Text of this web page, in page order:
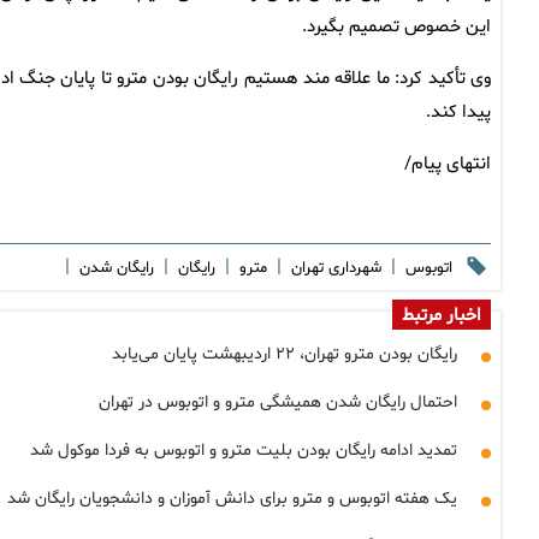
این خصوص تصمیم بگیرد.
وی تأکید کرد: ما علاقه مند هستیم رایگان بودن مترو تا پایان جنگ
پیدا کند.
انتهای پیام/
اتوبوس | شهرداری تهران | مترو | رایگان | رایگان شدن |
اخبار مرتبط
رایگان بودن مترو تهران، ۲۲ اردیبهشت پایان می‌یابد
احتمال رایگان شدن همیشگی مترو و اتوبوس در تهران
تمدید ادامه رایگان بودن بلیت مترو و اتوبوس به فردا موکول شد
یک هفته اتوبوس و مترو برای دانش آموزان و دانشجویان رایگان شد